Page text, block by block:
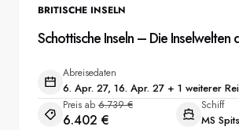
BRITISCHE INSELN
Schottische Inseln – Die
Abreisedaten
6. Apr. 27, 16. Apr. 27 + 1 weiterer
Preis ab 6.739 €
6.402 €
Schiff
MS